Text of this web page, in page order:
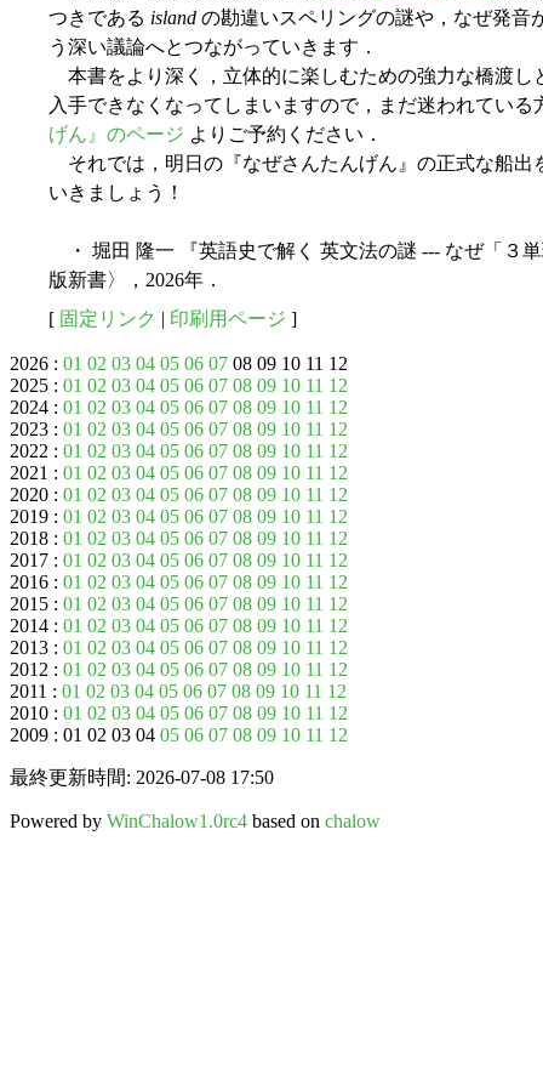
つきである island の勘違いスペリングの謎や，なぜ発音
う深い議論へとつながっていきます．
本書をより深く，立体的に楽しむための強力な橋渡し
入手できなくなってしまいますので，まだ迷われてい
げん』のページ よりご予約ください．
それでは，明日の『なぜさんたんげん』の正式な船出
いきましょう！
・ 堀田 隆一 『英語史で解く 英文法の謎 --- なぜ「３
版新書〉，2026年．
[ 固定リンク | 印刷用ページ ]
2026 : 01 02 03 04 05 06 07 08 09 10 11 12
2025 : 01 02 03 04 05 06 07 08 09 10 11 12
2024 : 01 02 03 04 05 06 07 08 09 10 11 12
2023 : 01 02 03 04 05 06 07 08 09 10 11 12
2022 : 01 02 03 04 05 06 07 08 09 10 11 12
2021 : 01 02 03 04 05 06 07 08 09 10 11 12
2020 : 01 02 03 04 05 06 07 08 09 10 11 12
2019 : 01 02 03 04 05 06 07 08 09 10 11 12
2018 : 01 02 03 04 05 06 07 08 09 10 11 12
2017 : 01 02 03 04 05 06 07 08 09 10 11 12
2016 : 01 02 03 04 05 06 07 08 09 10 11 12
2015 : 01 02 03 04 05 06 07 08 09 10 11 12
2014 : 01 02 03 04 05 06 07 08 09 10 11 12
2013 : 01 02 03 04 05 06 07 08 09 10 11 12
2012 : 01 02 03 04 05 06 07 08 09 10 11 12
2011 : 01 02 03 04 05 06 07 08 09 10 11 12
2010 : 01 02 03 04 05 06 07 08 09 10 11 12
2009 : 01 02 03 04 05 06 07 08 09 10 11 12
最終更新時間: 2026-07-08 17:50
Powered by WinChalow1.0rc4 based on chalow